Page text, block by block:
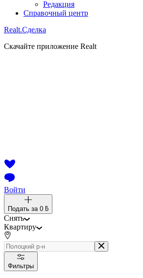
Редакция
Справочный центр
Realt.Сделка
Скачайте приложение Realt
Войти
Подать за 0 ƃ
Снять
Квартиру
Фильтры